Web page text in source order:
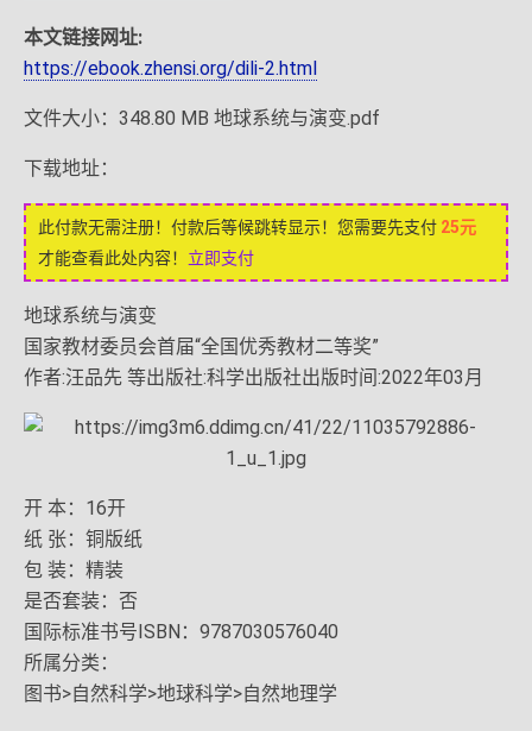
本文链接网址:
https://ebook.zhensi.org/dili-2.html
文件大小：348.80 MB 地球系统与演变.pdf
下载地址：
此付款无需注册！付款后等候跳转显示！您需要先支付 25元
才能查看此处内容！ 立即支付
地球系统与演变
国家教材委员会首届“全国优秀教材二等奖”
作者:汪品先 等出版社:科学出版社出版时间:2022年03月
开 本：16开
纸 张：铜版纸
包 装：精装
是否套装：否
国际标准书号ISBN：9787030576040
所属分类：
图书>自然科学>地球科学>自然地理学